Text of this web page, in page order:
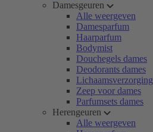
Damesgeuren
Alle weergeven
Damesparfum
Haarparfum
Bodymist
Douchegels dames
Deodorants dames
Lichaamsverzorging
Zeep voor dames
Parfumsets dames
Herengeuren
Alle weergeven